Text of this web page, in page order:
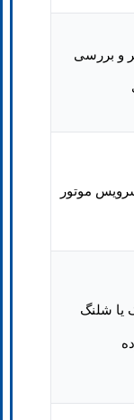
و بررسی
موتور
یا شلنگ